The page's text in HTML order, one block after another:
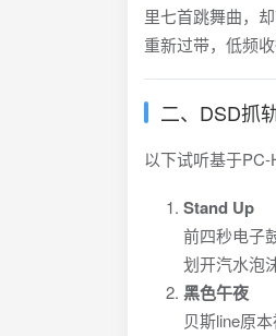
里七首跳舞曲，
重新过带，低频
二、DSD抓
以下试听基于PC-
Stand Up
前四秒电子
划开汽水泡
黑色午夜
贝斯line原